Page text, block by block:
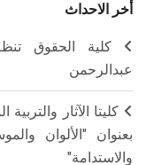
أخر الاحداث
كلية الحقوق
عبدالرحمن
كليتا الآثار
بعنوان "الألوان
والاستدامة"